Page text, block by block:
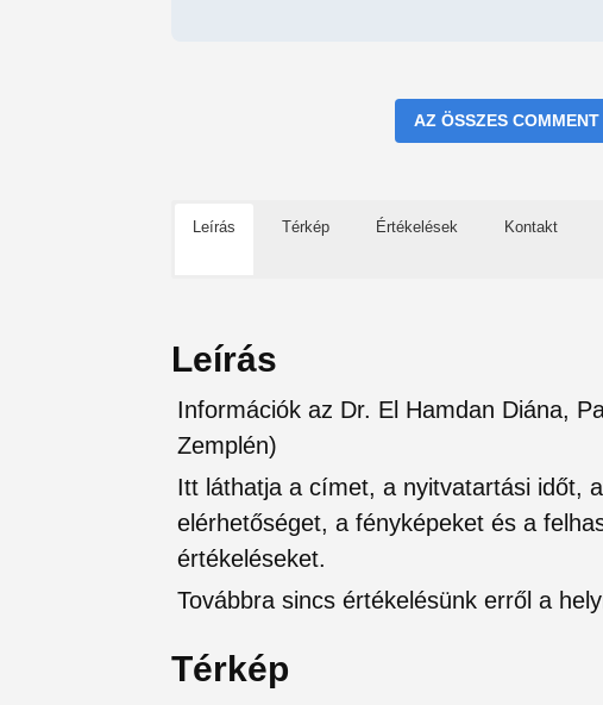
AZ ÖSSZES
Leírás Térkép Értékelések Kontakt
Leírás
Információk az Dr. El Hamdan Diána,
Zemplén)
Itt láthatja a címet, a nyitvatartási időt,
elérhetőséget, a fényképeket és a
értékeléseket.
Továbbra sincs értékelésünk erről a
Térkép